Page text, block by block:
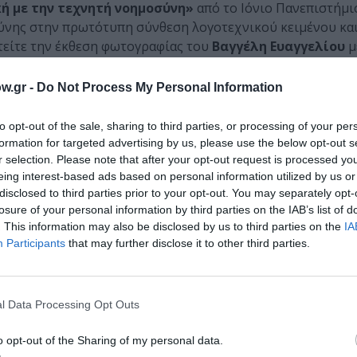
- Do Not Process My Personal Information
opt-out of the sale, sharing to third parties, or processing of your
for targeted advertising by us, please use the below opt-out
selection. Please note that after your opt-out request is processed
interest-based ads based on personal information utilized by us
to third parties prior to your opt-out. You may separately
of your personal information by third parties on the IAB’s list of
This information may also be disclosed by us to third parties on the
Participants that may further disclose it to other third parties.
Data Processing Opt Outs
opt-out of the Sharing of my personal data.
με την τεχνητή νοημοσύνη» από το Ιόνιο
στην πρωτότυπη σύνθεση λογοτεχνικού κειμένου
την έκθεση φωτογραφίας του Βαγγέλη Ευαγγελίου
τεχνητής νοημοσύνης.
και workshops που συνθέτουν καθηλωτικές
διαμορφώνει το μέλλον.
οργανισμό «Επιστήμη Επικοινωνία – SciCo»,
με πλήθος ακαδημαϊκών, ερευνητικών φορέων και
ως μεγάλου χορηγού.
Δήμου Αθηναίων